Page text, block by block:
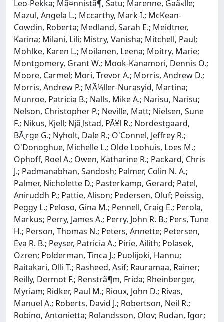
Leo-Pekka; Mã¤nnistã¶, Satu; Marenne, Gaã«lle;
Mazul, Angela L.; Mccarthy, Mark I.; McKean-
Cowdin, Roberta; Medland, Sarah E.; Meidtner,
Karina; Milani, Lili; Mistry, Vanisha; Mitchell, Paul;
Mohlke, Karen L.; Moilanen, Leena; Moitry, Marie;
Montgomery, Grant W.; Mook-Kanamori, Dennis O.;
Moore, Carmel; Mori, Trevor A.; Morris, Andrew D.;
Morris, Andrew P.; MÃ¼ller-Nurasyid, Martina;
Munroe, Patricia B.; Nalls, Mike A.; Narisu, Narisu;
Nelson, Christopher P.; Neville, Matt; Nielsen, Sune
F.; Nikus, Kjell; Njã¸lstad, PÃ¥l R.; Nordestgaard,
BÃ¸rge G.; Nyholt, Dale R.; O'Connel, Jeffrey R.;
O'Donoghue, Michelle L.; Olde Loohuis, Loes M.;
Ophoff, Roel A.; Owen, Katharine R.; Packard, Chris
J.; Padmanabhan, Sandosh; Palmer, Colin N. A.;
Palmer, Nicholette D.; Pasterkamp, Gerard; Patel,
Aniruddh P.; Pattie, Alison; Pedersen, Oluf; Peissig,
Peggy L.; Peloso, Gina M.; Pennell, Craig E.; Perola,
Markus; Perry, James A.; Perry, John R. B.; Pers, Tune
H.; Person, Thomas N.; Peters, Annette; Petersen,
Eva R. B.; Peyser, Patricia A.; Pirie, Ailith; Polasek,
Ozren; Polderman, Tinca J.; Puolijoki, Hannu;
Raitakari, Olli T.; Rasheed, Asif; Rauramaa, Rainer;
Reilly, Dermot F.; Renstrã¶m, Frida; Rheinberger,
Myriam; Ridker, Paul M.; Rioux, John D.; Rivas,
Manuel A.; Roberts, David J.; Robertson, Neil R.;
Robino, Antonietta; Rolandsson, Olov; Rudan, Igor;